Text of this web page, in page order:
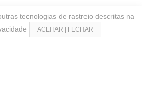
tecnologias de rastreio descritas na
ACEITAR | FECHAR